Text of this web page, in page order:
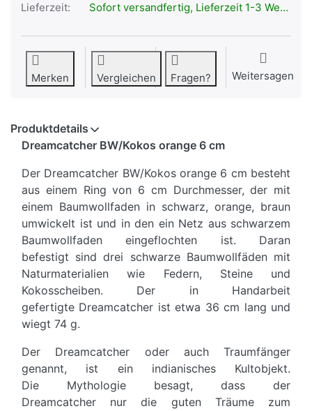
Lieferzeit: Sofort versandfertig, Lieferzeit 1-3 Werktage.
Merken Vergleichen Fragen? Weitersagen
Produktdetails
Dreamcatcher BW/Kokos orange 6 cm
Der Dreamcatcher BW/Kokos orange 6 cm besteht
aus einem Ring von 6 cm Durchmesser, der mit
einem Baumwollfaden in schwarz, orange, braun
umwickelt ist und in den ein Netz aus schwarzem
Baumwollfaden eingeflochten ist. Daran
befestigt sind drei schwarze Baumwollfäden mit
Naturmaterialien wie Federn, Steine und
Kokosscheiben. Der in Handarbeit
gefertigte Dreamcatcher ist etwa 36 cm lang und
wiegt 74 g.
Der Dreamcatcher oder auch Traumfänger
genannt, ist ein indianisches Kultobjekt.
Die Mythologie besagt, dass der
Dreamcatcher nur die guten Träume zum